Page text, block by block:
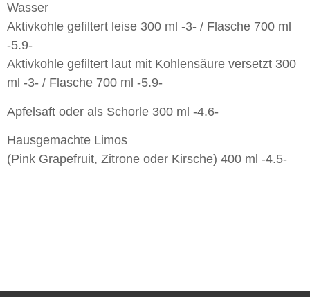
Wasser
Aktivkohle gefiltert leise 300 ml -3- / Flasche 700 ml
-5.9-
Aktivkohle gefiltert laut mit Kohlensäure versetzt 300
ml -3- / Flasche 700 ml -5.9-
Apfelsaft oder als Schorle 300 ml -4.6-
Hausgemachte Limos
(Pink Grapefruit, Zitrone oder Kirsche) 400 ml -4.5-